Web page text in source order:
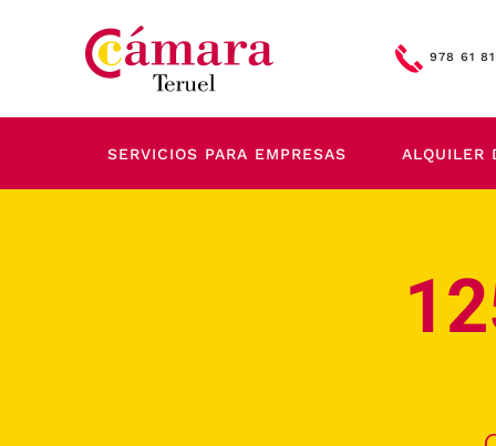
Skip to main content 978 61
SERVICIOS PARA EMPRESAS ALQUILER